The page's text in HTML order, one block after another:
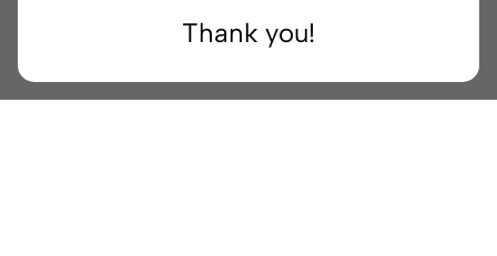
Thank you!